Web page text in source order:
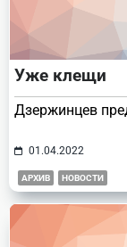
Уже клещи
Дзержинцев
01.04.2022
АРХИВ НОВОСТИ